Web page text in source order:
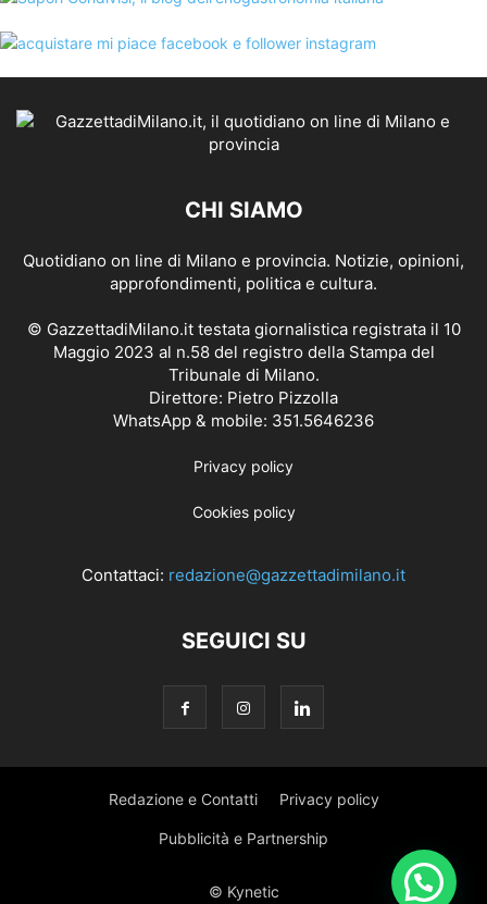
CHI SIAMO
Quotidiano on line di Milano e provincia. Notizie, opinioni,
approfondimenti, politica e cultura.
© GazzettadiMilano.it testata giornalistica registrata il 10
Maggio 2023 al n.58 del registro della Stampa del
Tribunale di Milano.
Direttore: Pietro Pizzolla
WhatsApp & mobile: 351.5646236
Privacy policy
Cookies policy
Contattaci: redazione@gazzettadimilano.it
SEGUICI SU
Redazione e Contatti Privacy policy
Pubblicità e Partnership
© Kynetic